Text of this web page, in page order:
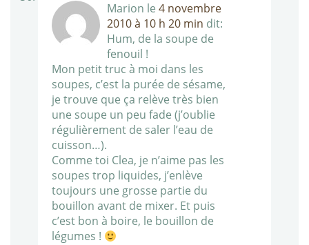
Marion le 4 novembre
2010 à 10 h 20 min dit:
Hum, de la soupe de
fenouil !
Mon petit truc à moi dans les
soupes, c’est la purée de sésame,
je trouve que ça relève très bien
une soupe un peu fade (j’oublie
régulièrement de saler l’eau de
cuisson…).
Comme toi Clea, je n’aime pas les
soupes trop liquides, j’enlève
toujours une grosse partie du
bouillon avant de mixer. Et puis
c’est bon à boire, le bouillon de
légumes !